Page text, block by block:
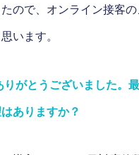
ので、オンライン接客
います。
りがとうございました。
ありますか？